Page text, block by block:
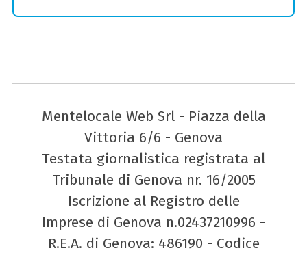
Mentelocale Web Srl - Piazza della
Vittoria 6/6 - Genova
Testata giornalistica registrata al
Tribunale di Genova nr. 16/2005
Iscrizione al Registro delle
Imprese di Genova n.02437210996 -
R.E.A. di Genova: 486190 - Codice